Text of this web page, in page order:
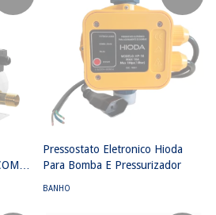
Pressostato Eletronico Hioda
Para Bomba E Pressurizador
BANHO